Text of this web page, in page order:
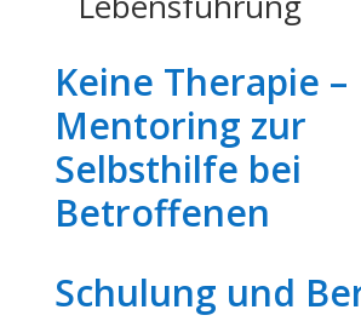
Keine Therapie –
Mentoring zur
Selbsthilfe bei
Betroffenen
Schulung und